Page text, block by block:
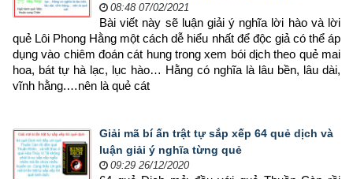
08:48 07/02/2021
Bài viết này sẽ luận giải ý nghĩa lời hào và lời
quẻ Lôi Phong Hằng một cách dễ hiểu nhất để độc giả có thể áp
dụng vào chiêm đoán cát hung trong xem bói dịch theo quẻ mai
hoa, bát tự hà lạc, lục hào… Hằng có nghĩa là lâu bền, lâu dài,
vĩnh hằng.…nên là quẻ cát
Giải mã bí ấn trật tự sắp xếp 64 quẻ dịch và
luận giải ý nghĩa từng quẻ
09:29 26/12/2020